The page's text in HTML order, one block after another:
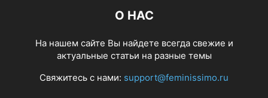
О НАС
На нашем сайте Вы найдете всегда свежие и
актуальные статьи на разные темы
Свяжитесь с нами: support@feminissimo.ru